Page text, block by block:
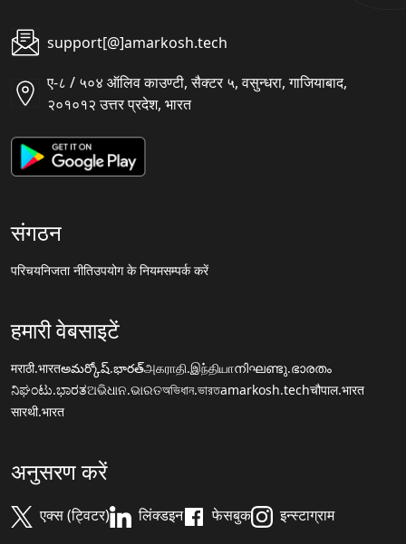
support[@]amarkosh.tech
ए-८ / ५०४ ऑलिव काउण्टी, सैक्टर ५, वसुन्धरा, गाजियाबाद,
२०१०१२ उत्तर प्रदेश, भारत
संगठन
परिचयनिजता नीतिउपयोग के नियमसम्पर्क करें
हमारी वेबसाइटें
मराठी.भारतఅమర్కోష్.భారత్அகராதி.இந்தியாനിഘണ്ടു.ഭാരതം
ನಿಘಂಟು.ಭಾರತଅଭିଧାନ.ଭାରତঅভিধান.ভারতamarkosh.techचौपाल.भारत
सारथी.भारत
अनुसरण करें
एक्स (ट्विटर) लिंक्डइन फेसबुक इन्स्टाग्राम